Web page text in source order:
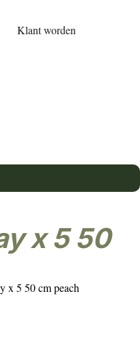
Klant worden
x 5 50 cm peach